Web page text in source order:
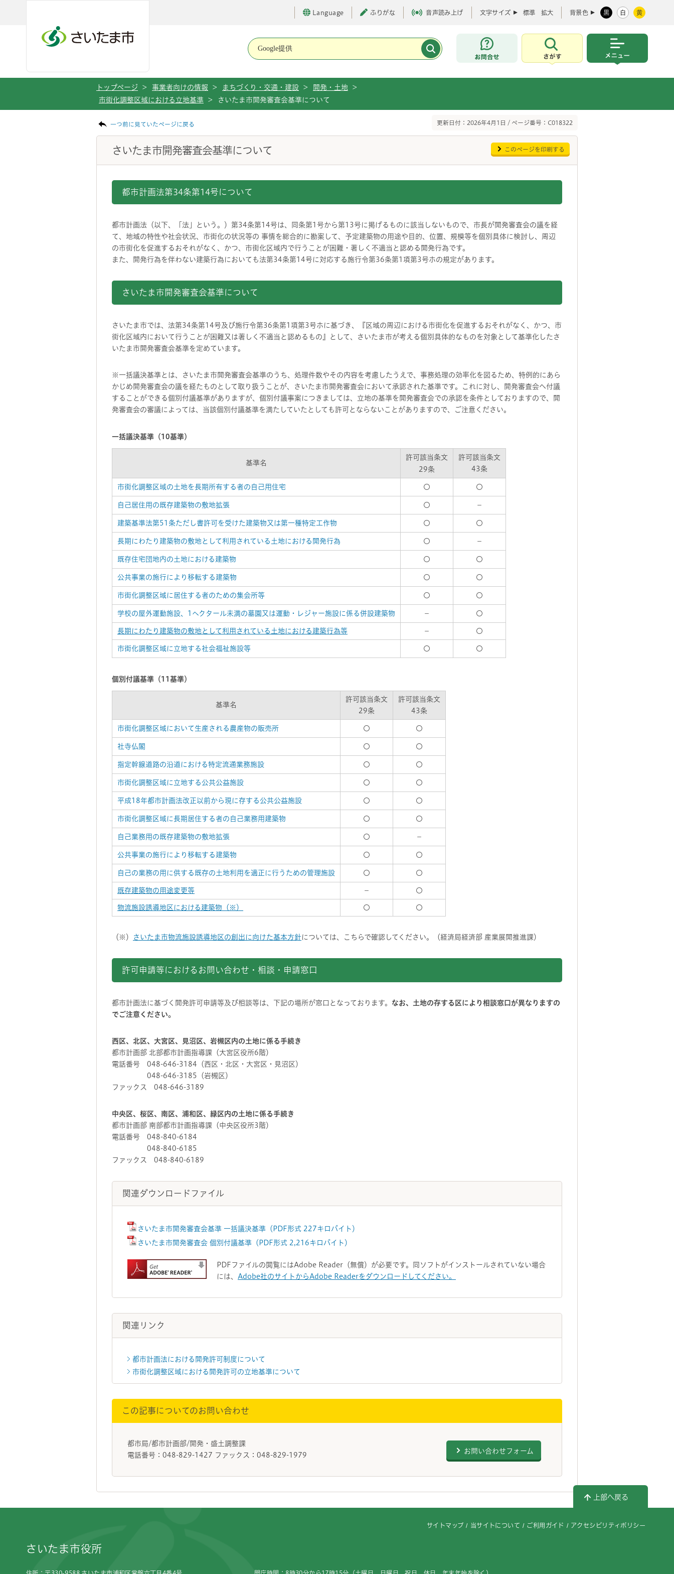
Language ふりがな 音声読み上げ 文字サイズ 標準 拡大 背景色 黒 白 黄
お問合せ
さがす
トップページ > 事業者向けの情報 > まちづくり・交通・建設 > 開発・土地
>
市街化調整区域における立地基準
> さいたま市開発審査会基準について
一つ前に見ていたページに戻る 更新日付：2026年4月1日 / ページ番号：C018322
さいたま市開発審査会基準について このページを印刷する
都市計画法第34条第14号について
都市計画法（以下、「法」という。）第34条第14号は、同条第1号から第13号に掲げるものに該当しないもので、市長が開発審査会の議を経
て、地域の特性や社会状況、市街化の状況等の 事情を総合的に勘案して、予定建築物の用途や目的、位置、規模等を個別具体に検討し、周辺
の市街化を促進するおそれがなく、かつ、市街化区域内で行うことが困難・著しく不適当と認める開発行為です。
また、開発行為を伴わない建築行為においても法第34条第14号に対応する施行令第36条第1項第3号ホの規定があります。
さいたま市開発審査会基準について
さいたま市では、法第34条第14号及び施行令第36条第1項第3号ホに基づき、『区域の周辺における市街化を促進するおそれがなく、かつ、市
街化区域内において行うことが困難又は著しく不適当と認めるもの』として、さいたま市が考える個別具体的なものを対象として基準化したさ
いたま市開発審査会基準を定めています。
※一括議決基準とは、さいたま市開発審査会基準のうち、処理件数やその内容を考慮したうえで、事務処理の効率化を図るため、特例的にあら
かじめ開発審査会の議を経たものとして取り扱うことが、さいたま市開発審査会において承認された基準です。これに対し、開発審査会へ付議
することができる個別付議基準がありますが、個別付議事案につきましては、立地の基準を開発審査会での承認を条件としておりますので、開
発審査会の審議によっては、当該個別付議基準を満たしていたとしても許可とならないことがありますので、ご注意ください。
一括議決基準（10基準）
基準名
許可該当条文
29条
許可該当条文
43条
市街化調整区域の土地を長期所有する者の自己用住宅 〇 〇
自己居住用の既存建築物の敷地拡張 〇 －
建築基準法第51条ただし書許可を受けた建築物又は第一種特定工作物 〇 〇
長期にわたり建築物の敷地として利用されている土地における開発行為 〇 －
既存住宅団地内の土地における建築物 〇 〇
公共事業の施行により移転する建築物 〇 〇
市街化調整区域に居住する者のための集会所等 〇 〇
学校の屋外運動施設、1ヘクタール未満の墓園又は運動・レジャー施設に係る併設建築物 － 〇
長期にわたり建築物の敷地として利用されている土地における建築行為等 － 〇
市街化調整区域に立地する社会福祉施設等 〇 〇
個別付議基準（11基準）
基準名
許可該当条文
29条
許可該当条文
43条
市街化調整区域において生産される農産物の販売所 〇 〇
社寺仏閣 〇 〇
指定幹線道路の沿道における特定流通業務施設 〇 〇
市街化調整区域に立地する公共公益施設 〇 〇
平成18年都市計画法改正以前から現に存する公共公益施設 〇 〇
市街化調整区域に長期居住する者の自己業務用建築物 〇 〇
自己業務用の既存建築物の敷地拡張 〇 －
公共事業の施行により移転する建築物 〇 〇
自己の業務の用に供する既存の土地利用を適正に行うための管理施設 〇 〇
既存建築物の用途変更等 － 〇
物流施設誘導地区における建築物（※） 〇 〇
（※） さいたま市物流施設誘導地区の創出に向けた基本方針については、こちらで確認してください。（経済局経済部 産業展開推進課）
許可申請等におけるお問い合わせ・相談・申請窓口
都市計画法に基づく開発許可申請等及び相談等は、下記の場所が窓口となっております。 なお、土地の存する区により相談窓口が異なりますの
でご注意ください。
西区、北区、大宮区、見沼区、岩槻区内の土地に係る手続き
都市計画部 北部都市計画指導課（大宮区役所6階）
電話番号 048-646-3184（西区・北区・大宮区・見沼区）
048-646-3185（岩槻区）
ファックス 048-646-3189
中央区、桜区、南区、浦和区、緑区内の土地に係る手続き
都市計画部 南部都市計画指導課（中央区役所3階）
電話番号 048-840-6184
048-840-6185
ファックス 048-840-6189
関連ダウンロードファイル
さいたま市開発審査会基準 一括議決基準（PDF形式 227キロバイト）
さいたま市開発審査会 個別付議基準（PDF形式 2,216キロバイト）
PDFファイルの閲覧にはAdobe Reader（無償）が必要です。同ソフトがインストールされていない場合
には、 Adobe社のサイトからAdobe Readerをダウンロードしてください。
関連リンク
都市計画法における開発許可制度について
市街化調整区域における開発許可の立地基準について
この記事についてのお問い合わせ
都市局/都市計画部/開発・盛土調整課
電話番号：048-829-1427 ファックス：048-829-1979
お問い合わせフォーム
上部へ戻る
サイトマップ 当サイトについて ご利用ガイド アクセシビリティポリシー
さいたま市役所